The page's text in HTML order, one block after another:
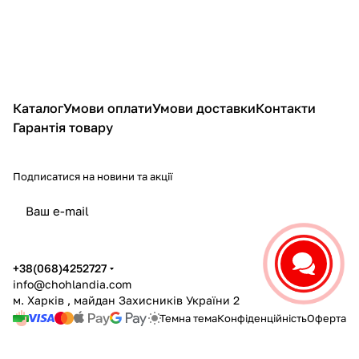
КаталогУмови оплатиУмови доставкиКонтакти
Гарантія товару
Подписатися на новини та акції
політикою конфіденційності
+38(068)4252727
info@chohlandia.com
м. Харків , майдан Захисників України 2
Темна темаКонфіденційністьОферта